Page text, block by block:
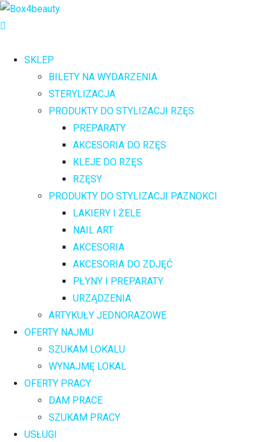
SKLEP
BILETY NA WYDARZENIA
STERYLIZACJA
PRODUKTY DO STYLIZACJI RZĘS
PREPARATY
AKCESORIA DO RZĘS
KLEJE DO RZĘS
RZĘSY
PRODUKTY DO STYLIZACJI PAZNOKCI
LAKIERY I ŻELE
NAIL ART
AKCESORIA
AKCESORIA DO ZDJĘĆ
PŁYNY I PREPARATY
URZĄDZENIA
ARTYKUŁY JEDNORAZOWE
OFERTY NAJMU
SZUKAM LOKALU
WYNAJMĘ LOKAL
OFERTY PRACY
DAM PRACE
SZUKAM PRACY
USŁUGI